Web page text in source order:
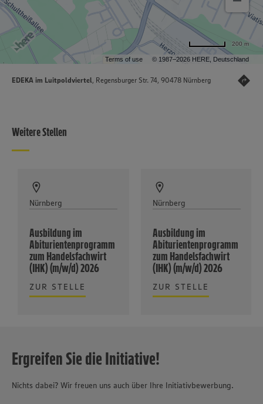
Terms of use © 1987–2026 HERE, Deutschland
200 m
EDEKA im Luitpoldviertel, Regensburger Str. 74, 90478 Nürnberg
Weitere Stellen
Nürnberg
Ausbildung im
Abiturientenprogramm
zum Handelsfachwirt
(IHK) (m/w/d) 2026
ZUR STELLE
Nürnberg
Ausbildung im
Abiturientenprogramm
zum Handelsfachwirt
(IHK) (m/w/d) 2026
ZUR STELLE
Ergreifen Sie die Initiative!
Nichts dabei? Wir freuen uns auch über Ihre Initiativbewerbung.